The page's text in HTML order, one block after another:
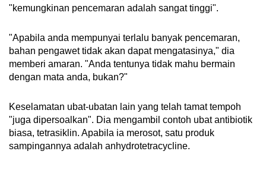
"kemungkinan pencemaran adalah sangat tinggi".
"Apabila anda mempunyai terlalu banyak pencemaran,
bahan pengawet tidak akan dapat mengatasinya," dia
memberi amaran. "Anda tentunya tidak mahu bermain
dengan mata anda, bukan?"
Keselamatan ubat-ubatan lain yang telah tamat tempoh
"juga dipersoalkan". Dia mengambil contoh ubat antibiotik
biasa, tetrasiklin. Apabila ia merosot, satu produk
sampingannya adalah anhydrotetracycline.